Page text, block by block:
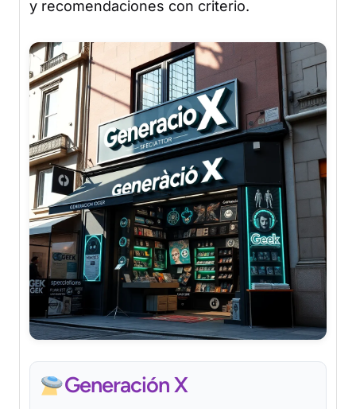
y recomendaciones con criterio.
Generación X